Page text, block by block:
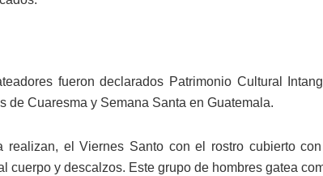
fueron declarados Patrimonio Cultural
de Cuaresma y Semana Santa en Guatemala.
realizan, el Viernes Santo con el rostro cubierto
cuerpo y descalzos. Este grupo de hombres gatea